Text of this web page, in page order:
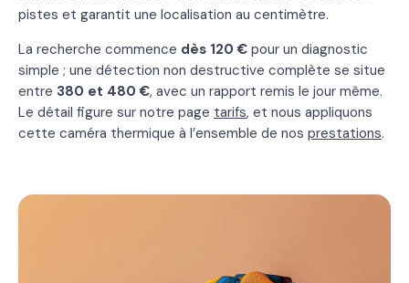
pistes et garantit une localisation au centimètre.
La recherche commence dès 120 € pour un diagnostic
simple ; une détection non destructive complète se situe
entre 380 et 480 €, avec un rapport remis le jour même.
Le détail figure sur notre page tarifs, et nous appliquons
cette caméra thermique à l’ensemble de nos prestations.